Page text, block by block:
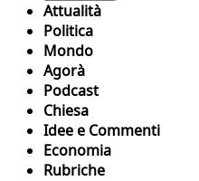
Attualità
Politica
Mondo
Agorà
Podcast
Chiesa
Idee e Commenti
Economia
Rubriche